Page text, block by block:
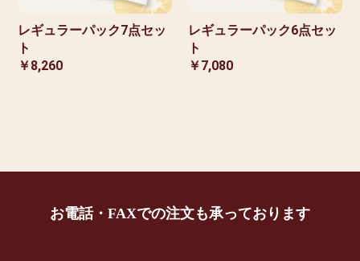
レギュラーパック7点セッ
ト
￥8,260
レギュラーパック6点セッ
ト
￥7,080
お電話・FAXでの注文も承っております